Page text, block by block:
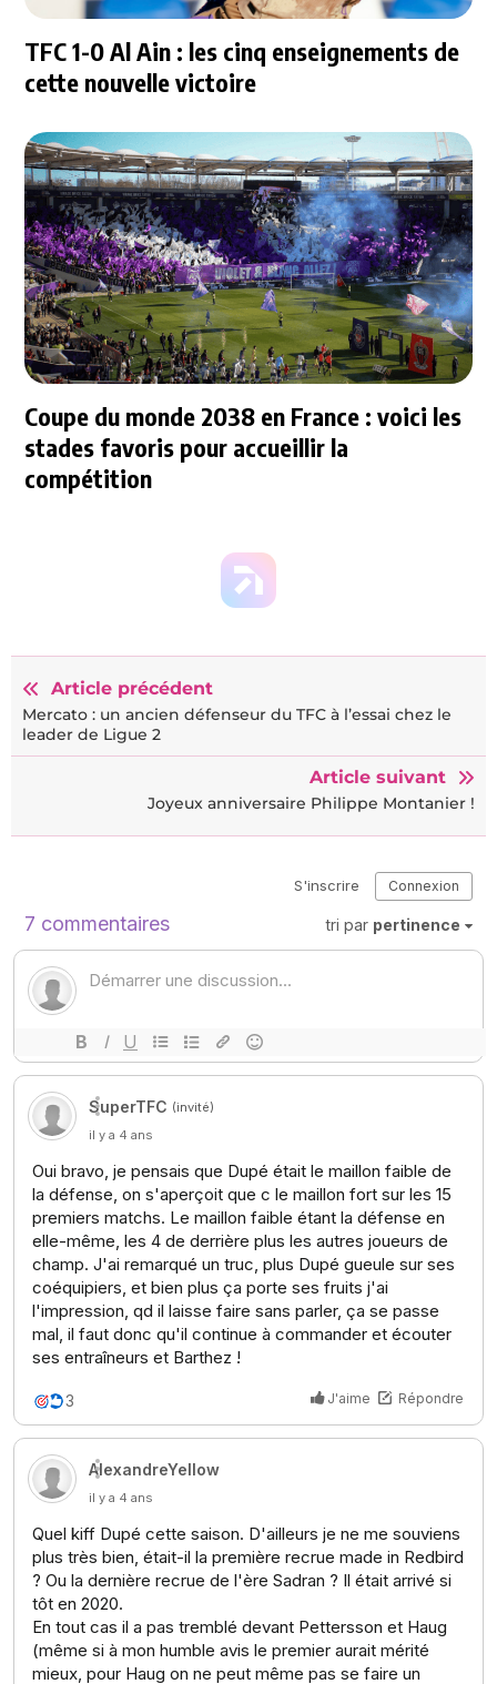
TFC 1-0 Al Ain : les cinq enseignements de
cette nouvelle victoire
Coupe du monde 2038 en France : voici les
stades favoris pour accueillir la
compétition
Article précédent
Mercato : un ancien défenseur du TFC à l’essai chez le
leader de Ligue 2
Article suivant
Joyeux anniversaire Philippe Montanier !